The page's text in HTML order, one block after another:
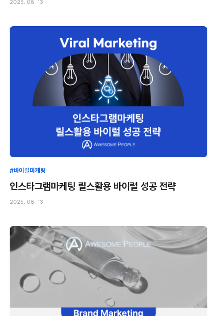
2025. 08. 13
#바이럴마케팅
인스타그램마케팅 릴스활용 바이럴 성공 전략
2025. 08. 13